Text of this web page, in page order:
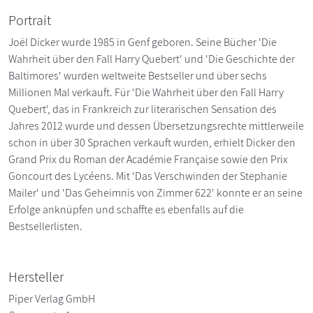
Portrait
Joël Dicker wurde 1985 in Genf geboren. Seine Bücher 'Die
Wahrheit über den Fall Harry Quebert' und 'Die Geschichte der
Baltimores' wurden weltweite Bestseller und über sechs
Millionen Mal verkauft. Für 'Die Wahrheit über den Fall Harry
Quebert', das in Frankreich zur literarischen Sensation des
Jahres 2012 wurde und dessen Übersetzungsrechte mittlerweile
schon in über 30 Sprachen verkauft wurden, erhielt Dicker den
Grand Prix du Roman der Académie Française sowie den Prix
Goncourt des Lycéens. Mit 'Das Verschwinden der Stephanie
Mailer' und 'Das Geheimnis von Zimmer 622' konnte er an seine
Erfolge anknüpfen und schaffte es ebenfalls auf die
Bestsellerlisten.
Hersteller
Piper Verlag GmbH